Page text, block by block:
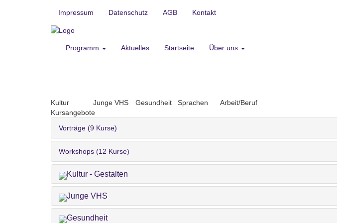
Impressum Datenschutz AGB Kontakt
Programm Aktuelles Startseite Über uns
Kultur Junge VHS Gesundheit Sprachen
Arbeit/Beruf
Kursangebote
Vorträge (9 Kurse)
Workshops (12 Kurse)
Kultur - Gestalten
Junge VHS
Gesundheit